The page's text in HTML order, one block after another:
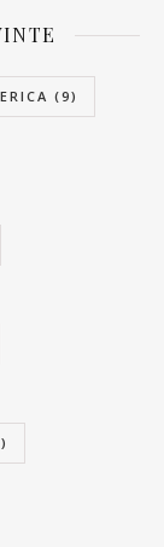
(9)